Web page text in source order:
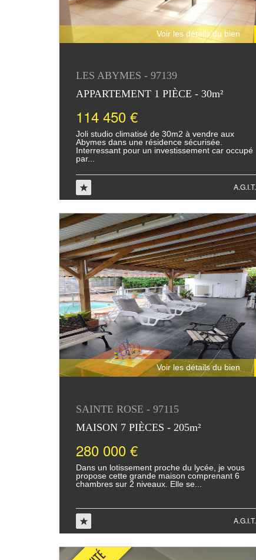
Voir les détails du bien
LES ABYMES - 97139
APPARTEMENT 1 PIÈCE - 30m²
114 450 €
Joli studio climatisé de 30m2 à vendre aux
Abymes dans une résidence sécurisée.
Interressant pour un investissement car occupé
par...
A.G.I.T.
Voir les détails du bien
SAINTE ROSE - 97115
MAISON 7 PIÈCES - 205m²
280 000 €
Dans un lotissement proche du lycée, je vous
propose cette grande maison comprenant 6
chambres sur 2 niveaux. Elle se...
A.G.I.T.